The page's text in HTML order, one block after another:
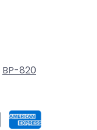
BP-820